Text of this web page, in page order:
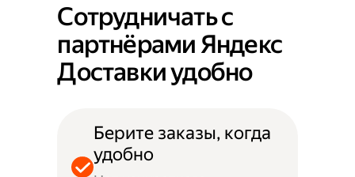
Сотрудничать с
партнёрами Яндекс
Доставки удобно
Берите заказы, когда
удобно